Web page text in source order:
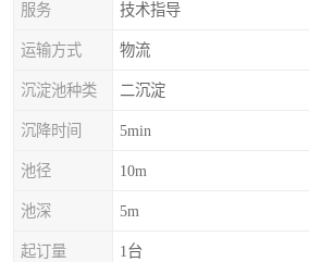
服务 技术指导
运输方式 物流
沉淀池种类 二沉淀
沉降时间 5min
池径 10m
池深 5m
起订量 1台